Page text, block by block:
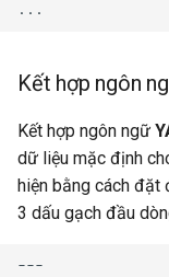
Kết hợp ngôn
Kết hợp ngôn ngữ
dữ liệu mặc định
hiện bằng cách
3 dấu gạch đầu
---